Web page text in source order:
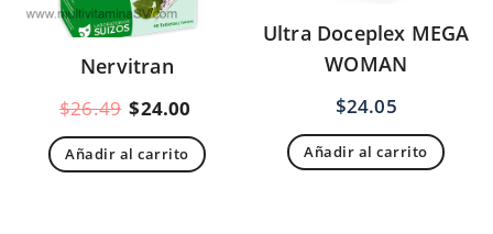
Nervitran
$26.49 El
precio
original
$24.00
precio
actual
Añadir al carrito
Ultra Doceplex MEGA
WOMAN
$24.05
Añadir al carrito